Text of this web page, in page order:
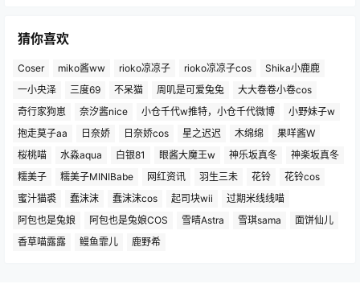
猜你喜欢
Coser miko酱ww rioko凉凉子 rioko凉凉子cos
Shika小鹿鹿
一小央泽
三度69 不呆猫 周叽是可爱兔兔
大大卷卷小卷cos
奇行家狗崽
奈汐酱nice 小仓千代w推特，小仓千代微博
小野妹子w
抱走莫子aa
日奈娇 日奈娇cos 星之迟迟 木绵绵
果咩酱W
桜桃喵
水淼aqua 白银81 眼酱大魔王w 神乐坂真冬
神楽坂真冬
糯美子
糯美子MINIBabe 网红资讯 羽生三未 花铃
花铃cos
蜜汁猫裘
蠢沫沫 蠢沫沫cos 起司块wii
过期米线线喵
阿包也是兔娘
阿包也是兔娘COS 雪晴Astra 雪琪sama
面饼仙儿
香草喵露露
鳗鱼霏儿 鹿野希